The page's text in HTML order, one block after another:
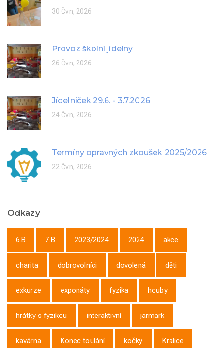
30 Čvn, 2026
Provoz školní jídelny
26 Čvn, 2026
Jídelníček 29.6. - 3.7.2026
24 Čvn, 2026
Termíny opravných zkoušek 2025/2026
22 Čvn, 2026
Odkazy
6.B 7.B 2023/2024 2024 akce
charita dobrovolníci dovolená děti
exkurze exponáty fyzika houby
hrátky s fyzikou interaktivní jarmark
kavárna Konec toulání kočky Kralice